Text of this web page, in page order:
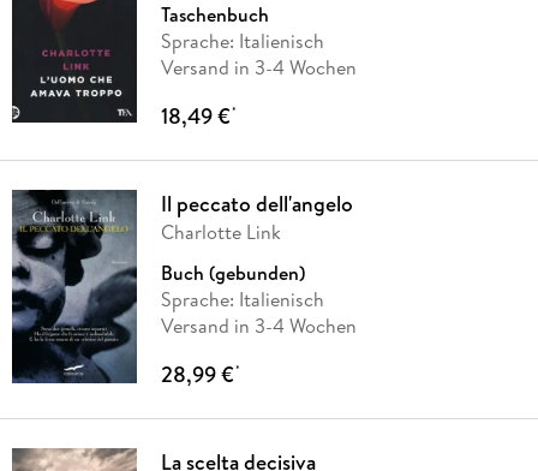
Taschenbuch
Sprache: Italienisch
Versand in 3-4 Wochen
18,49 €*
Il peccato dell'angelo
Charlotte Link
Buch (gebunden)
Sprache: Italienisch
Versand in 3-4 Wochen
28,99 €*
La scelta decisiva